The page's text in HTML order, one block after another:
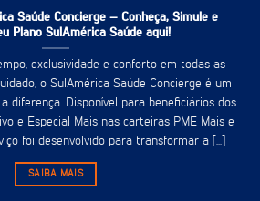
Saúde Concierge – Conheça, Simule e
Plano SulAmérica Saúde aqui!
exclusividade e conforto em todas as
o SulAmérica Saúde Concierge é um
diferença. Disponível para beneficiários dos
e Especial Mais nas carteiras PME Mais e
foi desenvolvido para transformar a [...]
SAIBA MAIS